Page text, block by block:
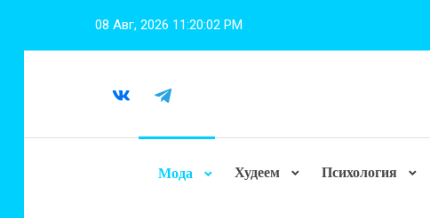
08 Авг, 2026 11:20:03 PM
Мода Худеем Психология